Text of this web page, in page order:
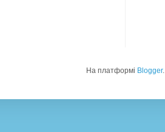
На платформі Blogger.